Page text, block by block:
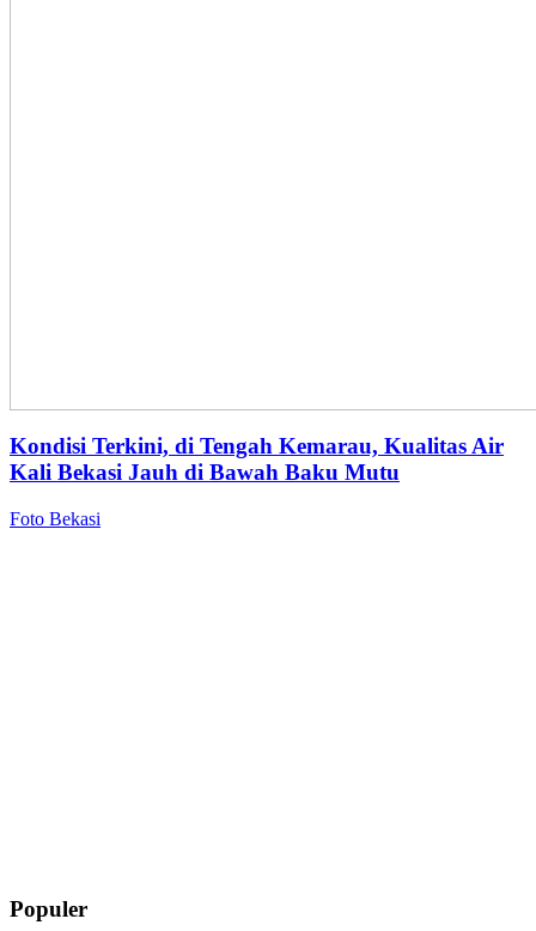
Kondisi Terkini, di Tengah Kemarau, Kualitas Air
Kali Bekasi Jauh di Bawah Baku Mutu
Foto Bekasi
Populer